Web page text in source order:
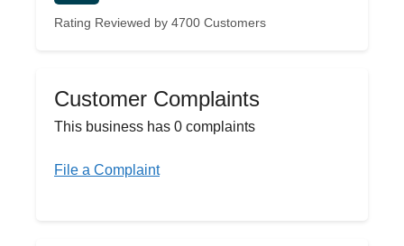
Rating Reviewed by 4700 Customers
Customer Complaints
This business has 0 complaints
File a Complaint